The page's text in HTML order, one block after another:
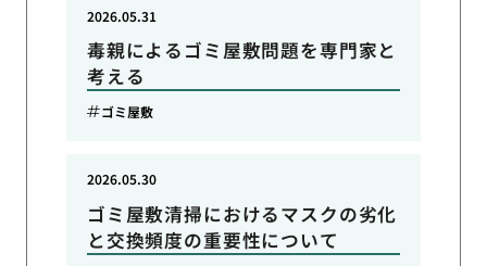
毒親によるゴミ屋敷問題を専門家と
考える
2026.05.31
ゴミ屋敷
ゴミ屋敷清掃におけるマスクの劣化
と交換頻度の重要性について
2026.05.30